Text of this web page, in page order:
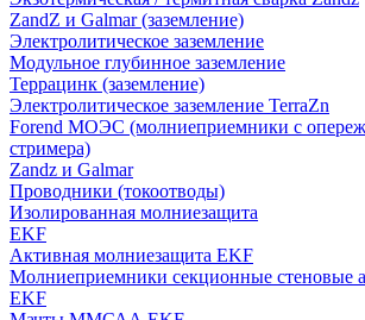
ZandZ и Galmar (заземление)
Электролитическое заземление
Модульное глубинное заземление
Террацинк (заземление)
Электролитическое заземление TerraZn
Forend МОЭС (молниеприемники с
стримера)
Zandz и Galmar
Проводники (токоотводы)
Изолированная молниезащита
EKF
Активная молниезащита EKF
Молниеприемники секционные
EKF